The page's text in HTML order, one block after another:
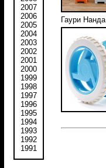
2007
2006
2005
2004
2003
2002
2001
2000
1999
1998
1997
1996
1995
1994
1993
1992
1991
Гаури Нанда